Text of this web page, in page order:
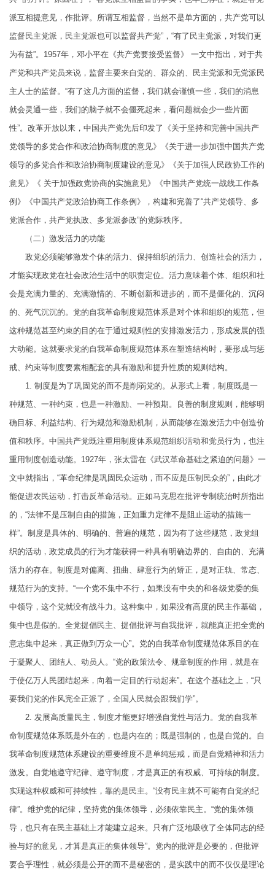
派互相提意见，作批评。所谓互相监督，当然不是单方面的，共产党可以
监督民主党派，民主党派也可以监督共产党”，“有了民主党派，对我们更
为有益”。1957年，邓小平在《共产党要接受监督》 一文中指出，对于共
产党和共产党员来说，监督主要来自党的、群众的、民主党派和无党派民
主人士的监督。“有了这几方面的监督，我们就会谨慎一些，我们的消息
就会灵通一些，我们的脑子就不会僵死起来，看问题就会少一些片面
性”。改革开放以来，中国共产党先后印发了《关于坚持和完善中国共产
党领导的多党合作和政治协商制度的意见》《关于进一步加强中国共产党
领导的多党合作和政治协商制度建设的意见》《关于加强人民政协工作的
意见》《 关于加强政党协商的实施意见》《中国共产党统一战线工作条
例》《中国共产党政治协商工作条例》，构建和完善了“共产党领导、多
党派合作，共产党执政、多党派参政”的党际秩序。
（二）激发活力的功能
政党必须能够激发个体的活力、保持组织的活力、创造社会的活力，
才能实现政党在社会政治生活中的职责定位。活力意味着个体、组织和社
会是充满力量的、充满激情的、不断创新和进步的，而不是僵化的、沉闷
的、死气沉沉的。党的自我革命制度规范体系是对个体和组织的规范，但
这种规范甚至约束的目的在于通过规则性的安排激发活力，形成发展的强
大动能。这就要求党的自我革命制度规范体系在塑造结构时，要形成与惩
戒、约束等制度要素相配套的具有激励和提升性质的规则结构。
1. 制度是为了巩固党的而不是削弱党的。从形式上看，制度既是一
种规范、一种约束，也是一种激励、一种预期。良善的制度规则，能够明
确目标、利益结构、行为规范和激励机制，从而能够在激发活力中创造价
值和秩序。中国共产党既注重用制度体系规范组织活动和党员行为，也注
重用制度创造动能。1927年，张太雷在《武汉革命基础之紧迫的问题》一
文中就指出，“革命纪律是巩固民众运动，而不应是压制民众的”，由此才
能促进农民运动，打击反革命活动。正如马克思在批评专制统治时所指出
的，“法律不是压制自由的措施，正如重力定律不是阻止运动的措施一
样”。制度是具体的、明确的、普遍的规范，因为有了这些规范，政党组
织的活动，政党成员的行为才能获得一种具有明确边界的、自由的、充满
活力的存在。制度是对偏离、扭曲、肆意行为的矫正，是对正轨、常态、
规范行为的支持。“一个党不集中不行，如果没有中央的和各级党委的集
中领导，这个党就没有战斗力。这种集中，如果没有高度的民主作基础，
集中也是假的。全党提倡民主、提倡批评与自我批评，就能真正把全党的
意志集中起来，真正做到万众一心”。党的自我革命制度规范体系目的在
于凝聚人、团结人、动员人。“党的政策法令、规章制度的作用，就是在
于使亿万人民团结起来，向着一定目的行动起来”。在这个基础之上，“只
要我们党的作风完全正派了，全国人民就会跟我们学”。
2. 发展高质量民主，制度才能更好增强自觉性与活力。党的自我革
命制度规范体系既是外在的，也是内在的；既是强制的，也是自觉的。自
我革命制度规范体系建设的重要维度不是单纯惩戒，而是自觉精神和活力
激发。自觉地遵守纪律、遵守制度，才是真正的有权威、可持续的制度。
实现这种权威和可持续性，靠的是民主。“没有民主就不可能有自觉的纪
律”。维护党的纪律，坚持党的集体领导，必须依靠民主。“党的集体领
导，也只有在民主基础上才能建立起来。只有广泛地吸收了全体同志的经
验与好的意见，才算是真正的集体领导”。党内的批评是必要的，但批评
要合乎理性，就必须是公开的而不是秘密的，是实践中的而不仅仅是理论